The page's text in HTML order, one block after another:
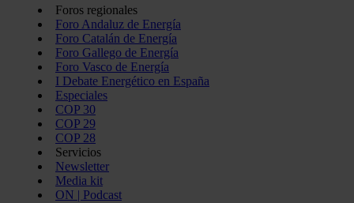
Foros regionales
Foro Andaluz de Energía
Foro Catalán de Energía
Foro Gallego de Energía
Foro Vasco de Energía
I Debate Energético en España
Especiales
COP 30
COP 29
COP 28
Servicios
Newsletter
Media kit
ON | Podcast